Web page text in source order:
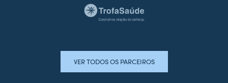
VER TODOS OS PARCEIROS